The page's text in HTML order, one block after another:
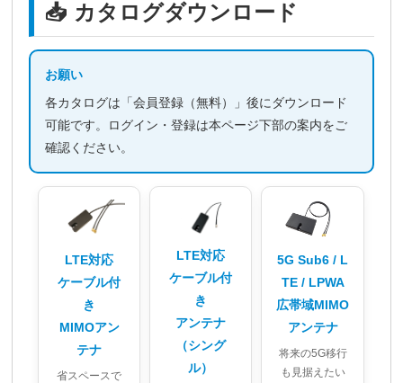
📥 カタログダウンロード
お願い
各カタログは「会員登録（無料）」後にダウンロード
可能です。ログイン・登録は本ページ下部の案内をご
確認ください。
LTE対応
ケーブル付
き
MIMOアン
テナ
省スペースで
LTE対応
ケーブル付
き
アンテナ
（シング
ル）
5G Sub6 / L
TE / LPWA
広帯域MIMO
アンテナ
将来の5G移行
も見据えたい